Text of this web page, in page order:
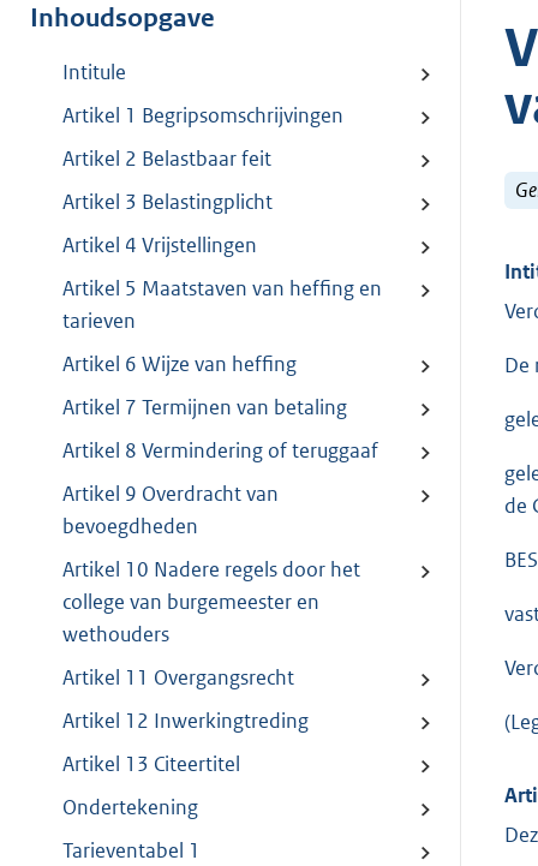
Inhoudsopgave
Intitule
Artikel 1 Begripsomschrijvingen
Artikel 2 Belastbaar feit
Artikel 3 Belastingplicht
Artikel 4 Vrijstellingen
Artikel 5 Maatstaven van heffing en
tarieven
Artikel 6 Wijze van heffing
Artikel 7 Termijnen van betaling
Artikel 8 Vermindering of teruggaaf
Artikel 9 Overdracht van
bevoegdheden
Artikel 10 Nadere regels door het
college van burgemeester en
wethouders
Artikel 11 Overgangsrecht
Artikel 12 Inwerkingtreding
Artikel 13 Citeertitel
Ondertekening
Tarieventabel 1
De
de